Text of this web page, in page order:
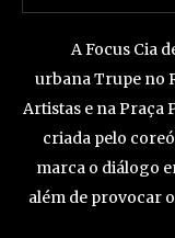
A Focus Cia
urbana Trupe no
Artistas e na Praça
criada pelo
marca o diálogo
além de provocar